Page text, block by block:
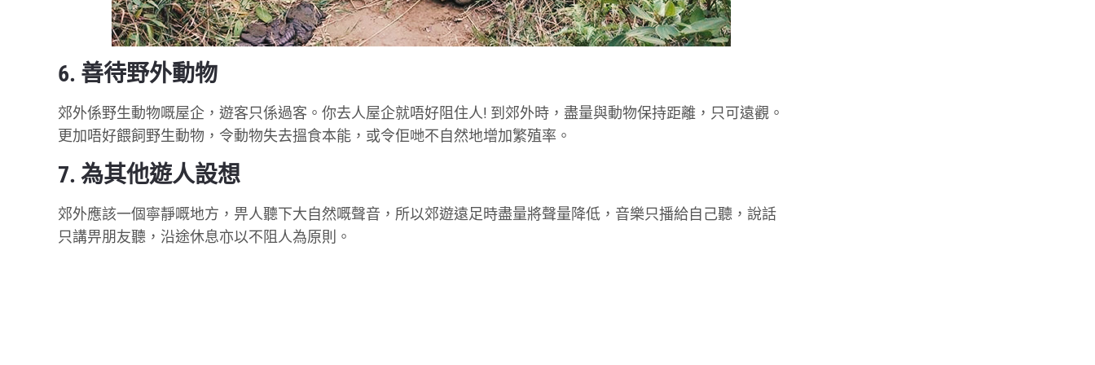
6. 善待野外動物
郊外係野生動物嘅屋企，遊客只係過客。你去人屋企就唔好阻住人! 到郊外時，盡量與動物保持距離，只可遠觀。
更加唔好餵飼野生動物，令動物失去搵食本能，或令佢哋不自然地增加繁殖率。
7. 為其他遊人設想
郊外應該一個寧靜嘅地方，畀人聽下大自然嘅聲音，所以郊遊遠足時盡量將聲量降低，音樂只播給自己聽，說話
只講畀朋友聽，沿途休息亦以不阻人為原則。